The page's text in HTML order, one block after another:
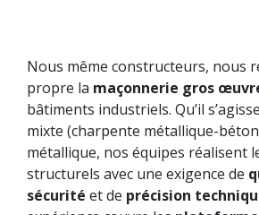
Nous même constructeurs, nous
propre la maçonnerie gros
bâtiments industriels. Qu’il
mixte (charpente métallique-
métallique, nos équipes réalisent
structurels avec une exigence de
sécurité et de précision